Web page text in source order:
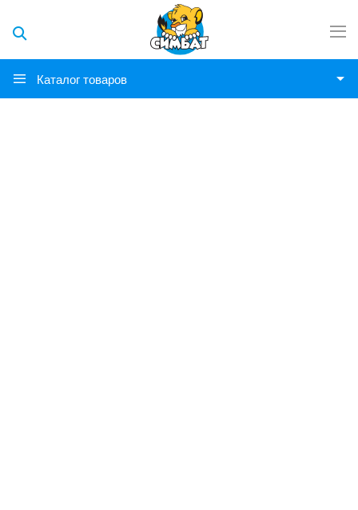
Каталог товаров